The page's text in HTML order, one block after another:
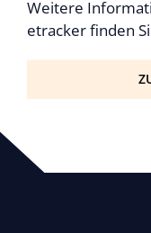
Weitere
etracker finden